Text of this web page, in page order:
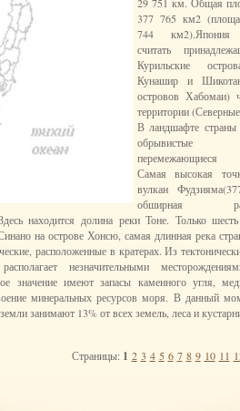
377 765 км2
744 км2).Япония
считать
Курильские
Кунашир и
островов Хабомаи)
территории
В ландшафте страны
перемежающиеся
Самая высокая
вулкан
обширная
находится долина реки Тоне. Только
на острове Хонсю, самая длинная река
расположенные в кратерах. Из
незначительными
значение имеют запасы каменного угля,
минеральных ресурсов моря. В данный
занимают 13% от всех земель, леса и
Страницы: 1 2 3 4 5 6 7 8 9 10 11